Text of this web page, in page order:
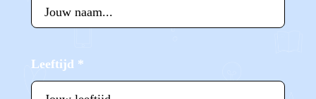
Leeftijd *